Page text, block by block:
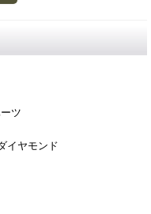
ツ
イヤモンド